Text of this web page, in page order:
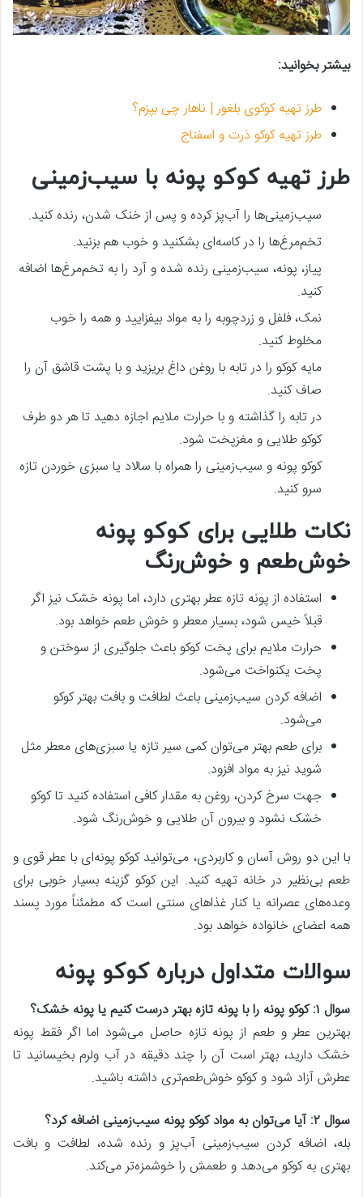
بیشتر بخوانید:
طرز تهیه کوکوی بلغور | ناهار چی بپزم؟
طرز تهیه کوکو ذرت و اسفناج
طرز تهیه کوکو پونه با سیب‌زمینی
سیب‌زمینی‌ها را آب‌پز کرده و پس از خنک شدن، رنده کنید.
تخم‌مرغ‌ها را در کاسه‌ای بشکنید و خوب هم بزنید.
پیاز، پونه، سیب‌زمینی رنده شده و آرد را به تخم‌مرغ‌ها اضافه
کنید.
نمک، فلفل و زردچوبه را به مواد بیفزایید و همه را خوب
مخلوط کنید.
مایه کوکو را در تابه با روغن داغ بریزید و با پشت قاشق آن را
صاف کنید.
در تابه را گذاشته و با حرارت ملایم اجازه دهید تا هر دو طرف
کوکو طلایی و مغزپخت شود.
کوکو پونه و سیب‌زمینی را همراه با سالاد یا سبزی خوردن تازه
سرو کنید.
نکات طلایی برای کوکو پونه
خوش‌طعم و خوش‌رنگ
استفاده از پونه تازه عطر بهتری دارد، اما پونه خشک نیز اگر
قبلاً خیس شود، بسیار معطر و خوش طعم خواهد بود.
حرارت ملایم برای پخت کوکو باعث جلوگیری از سوختن و
پخت یکنواخت می‌شود.
اضافه کردن سیب‌زمینی باعث لطافت و بافت بهتر کوکو
می‌شود.
برای طعم بهتر می‌توان کمی سیر تازه یا سبزی‌های معطر مثل
شوید نیز به مواد افزود.
جهت سرخ کردن، روغن به مقدار کافی استفاده کنید تا کوکو
خشک نشود و بیرون آن طلایی و خوش‌رنگ شود.
با این دو روش آسان و کاربردی، می‌توانید کوکو پونه‌ای با عطر قوی و
طعم بی‌نظیر در خانه تهیه کنید. این کوکو گزینه بسیار خوبی برای
وعده‌های عصرانه یا کنار غذاهای سنتی است که مطمئناً مورد پسند
همه اعضای خانواده خواهد بود.
سوالات متداول درباره کوکو پونه
سوال ۱: کوکو پونه را با پونه تازه بهتر درست کنیم یا پونه خشک؟
بهترین عطر و طعم از پونه تازه حاصل می‌شود اما اگر فقط پونه
خشک دارید، بهتر است آن را چند دقیقه در آب ولرم بخیسانید تا
عطرش آزاد شود و کوکو خوش‌طعم‌تری داشته باشید.
سوال ۲: آیا می‌توان به مواد کوکو پونه سیب‌زمینی اضافه کرد؟
بله، اضافه کردن سیب‌زمینی آب‌پز و رنده شده، لطافت و بافت
بهتری به کوکو می‌دهد و طعمش را خوشمزه‌تر می‌کند.